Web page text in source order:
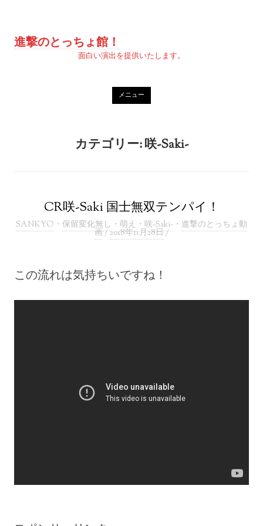
進撃のとっちょ館！
面白い演出を提供いたします。
メニュー
カテゴリー:咲-Saki-
CR咲-Saki 国士無双テンパイ！
SANKYO ・ 保留変化無し ・ 萌え ・ 咲-Saki- ・ 進撃のとっちょ動
画/2018年11月28日/
この流れは気持ちいですね！